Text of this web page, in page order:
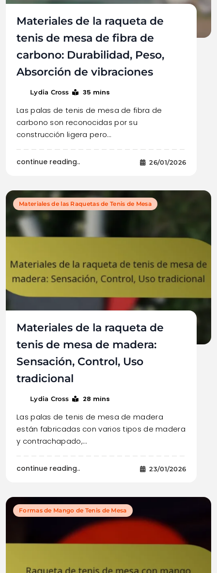
Materiales de la raqueta de
tenis de mesa de fibra de
carbono: Durabilidad, Peso,
Absorción de vibraciones
Lydia Cross 35 mins
Las palas de tenis de mesa de fibra de
carbono son reconocidas por su
construcción ligera pero…
continue reading.. 26/01/2026
Materiales de las Raquetas de Tenis de Mesa
Materiales de la raqueta de
tenis de mesa de madera:
Sensación, Control, Uso
tradicional
Lydia Cross 28 mins
Las palas de tenis de mesa de madera
están fabricadas con varios tipos de madera
y contrachapado,…
continue reading.. 23/01/2026
Formas de Mango de Tenis de Mesa